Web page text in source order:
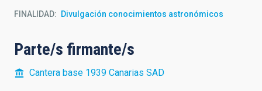
FINALIDAD Divulgación conocimientos astronómicos
Parte/s firmante/s
Cantera base 1939 Canarias SAD